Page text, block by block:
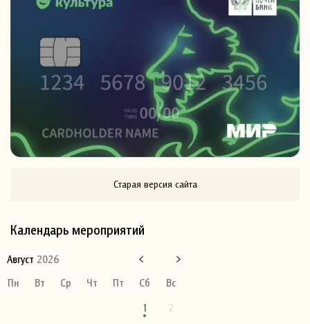
Старая версия сайта
Календарь мероприятий
Август 2026
Пн
Вт Ср Чт Пт Сб
Вс
1
2